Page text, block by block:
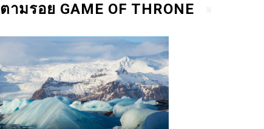
ตามรอย GAME OF THRONE